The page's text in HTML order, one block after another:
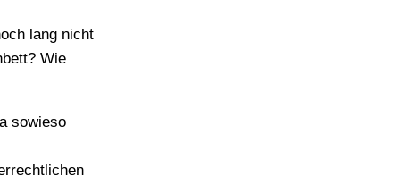
lang nicht
Wie
sowieso